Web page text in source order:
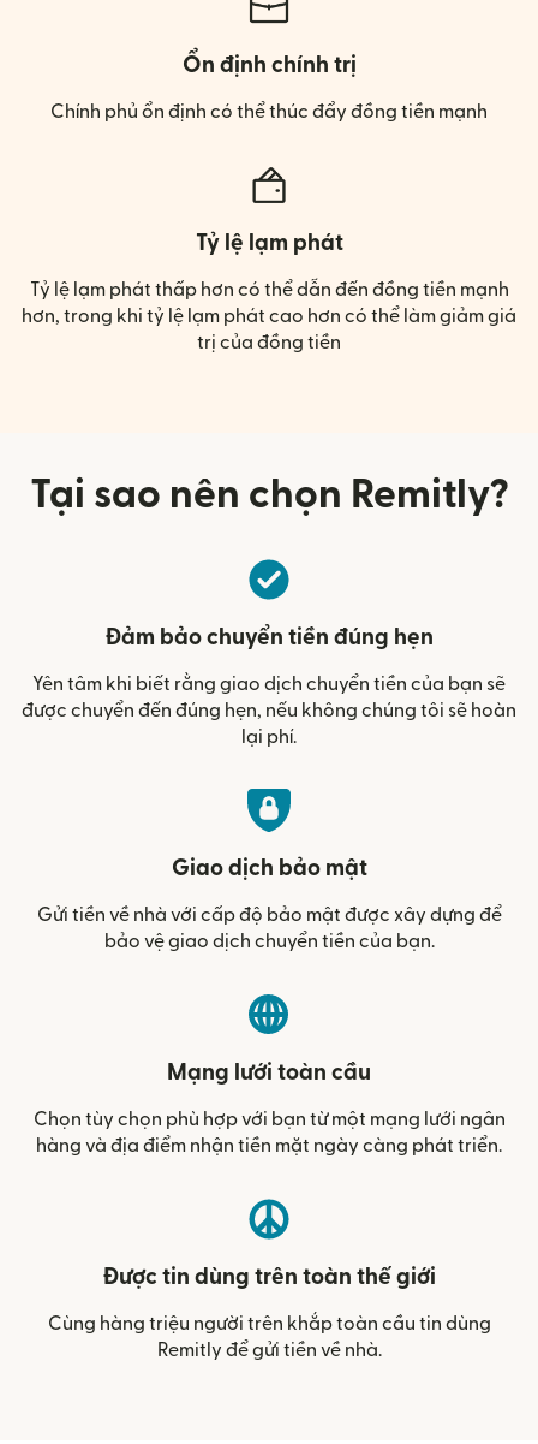
Ổn định chính trị
Chính phủ ổn định có thể thúc đẩy đồng tiền mạnh
Tỷ lệ lạm phát
Tỷ lệ lạm phát thấp hơn có thể dẫn đến đồng tiền mạnh
hơn, trong khi tỷ lệ lạm phát cao hơn có thể làm giảm giá
trị của đồng tiền
Tại sao nên chọn Remitly?
Đảm bảo chuyển tiền đúng hẹn
Yên tâm khi biết rằng giao dịch chuyển tiền của bạn sẽ
được chuyển đến đúng hẹn, nếu không chúng tôi sẽ hoàn
lại phí.
Giao dịch bảo mật
Gửi tiền về nhà với cấp độ bảo mật được xây dựng để
bảo vệ giao dịch chuyển tiền của bạn.
Mạng lưới toàn cầu
Chọn tùy chọn phù hợp với bạn từ một mạng lưới ngân
hàng và địa điểm nhận tiền mặt ngày càng phát triển.
Được tin dùng trên toàn thế giới
Cùng hàng triệu người trên khắp toàn cầu tin dùng
Remitly để gửi tiền về nhà.